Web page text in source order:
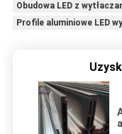
Obudowa LED z
Profile aluminiowe LED